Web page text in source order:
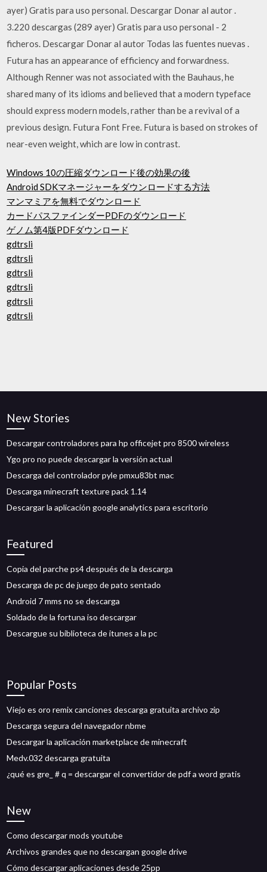
ayer) Gratis para uso personal. Descargar Donar al autor .
3.220 descargas (289 ayer) Gratis para uso personal - 2
ficheros. Descargar Donar al autor Todas las fuentes nuevas .
Futura has an appearance of efficiency and forwardness.
Although Renner was not associated with the Bauhaus, he
shared many of its idioms and believed that a modern typeface
should express modern models, rather than be a revival of a
previous design. Futura Font Free. Futura is based on strokes of
near-even weight, which are low in contrast.
Windows 10の圧縮ダウンロード後の効果の後
Android SDKマネージャーをダウンロードする方法
マンマミアを無料でダウンロード
カードパスファインダーPDFのダウンロード
ゲノム第4版PDFダウンロード
gdtrsli
gdtrsli
gdtrsli
gdtrsli
gdtrsli
gdtrsli
New Stories
Descargar controladores para hp officejet pro 8500 wireless
Ygo pro no puede descargar la versión actual
Descarga del controlador pyle pmxu83bt mac
Descarga minecraft texture pack 1.14
Descargar la aplicación google analytics para escritorio
Featured
Copia del parche ps4 después de la descarga
Descarga de pc de juego de pato sentado
Android 7 mms no se descarga
Soldado de la fortuna iso descargar
Descargue su biblioteca de itunes a la pc
Popular Posts
Viejo es oro remix canciones descarga gratuita archivo zip
Descarga segura del navegador nbme
Descargar la aplicación marketplace de minecraft
Medv.032 descarga gratuita
¿qué es gre_ # q = descargar el convertidor de pdf a word gratis
New
Como descargar mods youtube
Archivos grandes que no descargan google drive
Cómo descargar aplicaciones desde 25pp